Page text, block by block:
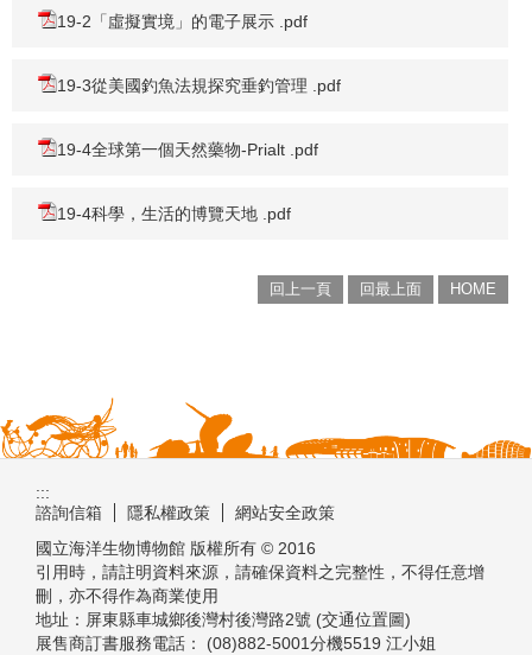
19-2「虛擬實境」的電子展示 .pdf
19-3從美國釣魚法規探究垂釣管理 .pdf
19-4全球第一個天然藥物-Prialt .pdf
19-4科學，生活的博覽天地 .pdf
回上一頁 回最上面 HOME
:::
諮詢信箱
隱私權政策
網站安全政策
國立海洋生物博物館 版權所有 © 2016
引用時，請註明資料來源，請確保資料之完整性，不得任意增
刪，亦不得作為商業使用
地址：屏東縣車城鄉後灣村後灣路2號 (交通位置圖)
展售商訂書服務電話： (08)882-5001分機5519 江小姐